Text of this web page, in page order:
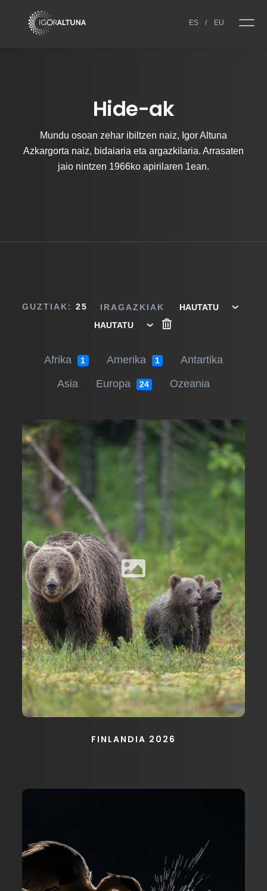
ES / EU
Hide-ak
Mundu osoan zehar ibiltzen naiz, Igor Altuna
Azkargorta naiz, bidaiaria eta argazkilaria. Arrasaten
jaio nintzen 1966ko apirilaren 1ean.
GUZTIAK: 25 IRAGAZKIAK
Afrika 1 Amerika 1
Antartika
Asia
Europa 24 Ozeania
FINLANDIA 2026